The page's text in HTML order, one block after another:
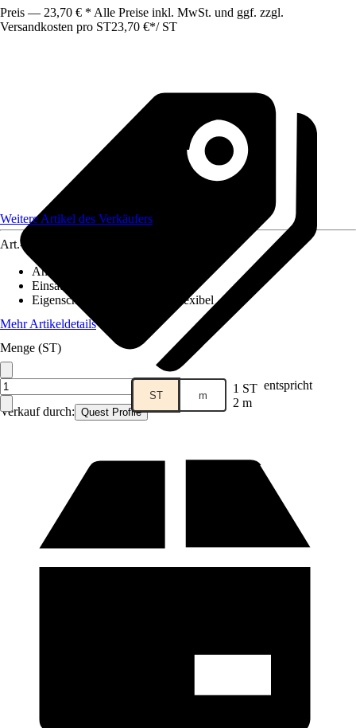
Preis — 23,70 € * Alle Preise inkl. MwSt. und ggf. zzgl.
Versandkosten pro ST23,70 €*/ ST
Verkauf durch: Quest Profile
Weitere Artikel des Verkäufers
Art.-Nr.
Anzahl
Einsatzbereich
Eigenschaft
UV-beständig, Flexibel
Mehr Artikeldetails
Menge (ST)
ST m 1 ST entspricht
2 m